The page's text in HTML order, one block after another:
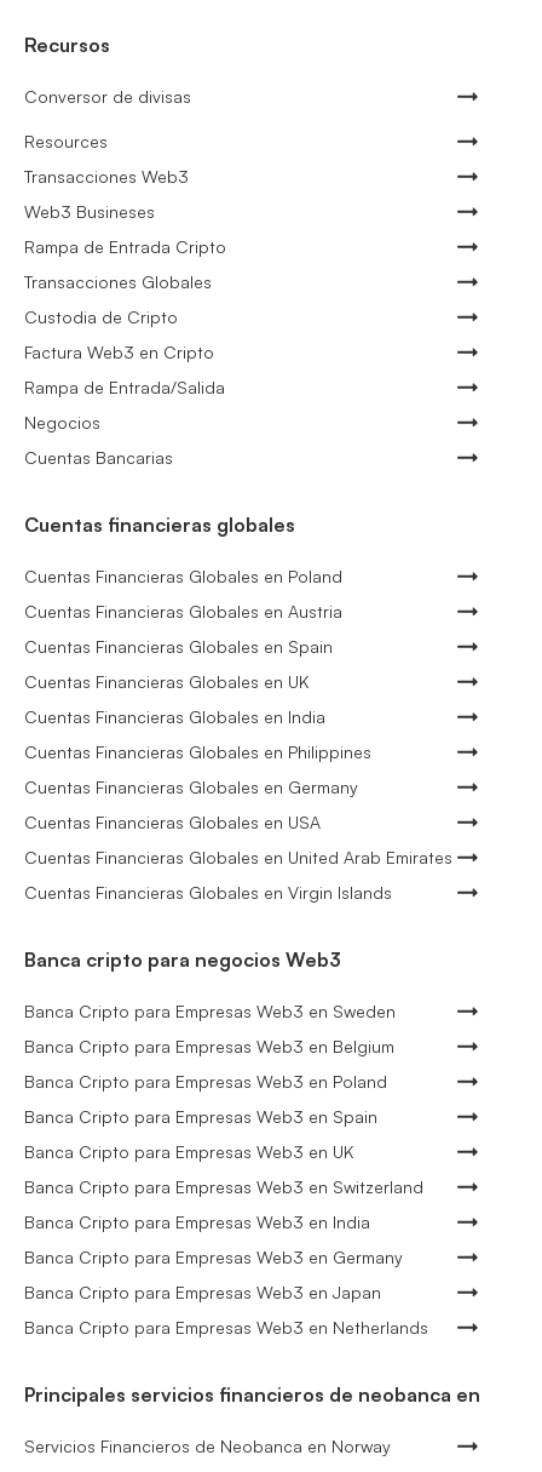
Recursos
Conversor de divisas
Resources
Transacciones Web3
Web3 Busineses
Rampa de Entrada Cripto
Transacciones Globales
Custodia de Cripto
Factura Web3 en Cripto
Rampa de Entrada/Salida
Negocios
Cuentas Bancarias
Cuentas financieras globales
Cuentas Financieras Globales en Poland
Cuentas Financieras Globales en Austria
Cuentas Financieras Globales en Spain
Cuentas Financieras Globales en UK
Cuentas Financieras Globales en India
Cuentas Financieras Globales en Philippines
Cuentas Financieras Globales en Germany
Cuentas Financieras Globales en USA
Cuentas Financieras Globales en United Arab Emirates
Cuentas Financieras Globales en Virgin Islands
Banca cripto para negocios Web3
Banca Cripto para Empresas Web3 en Sweden
Banca Cripto para Empresas Web3 en Belgium
Banca Cripto para Empresas Web3 en Poland
Banca Cripto para Empresas Web3 en Spain
Banca Cripto para Empresas Web3 en UK
Banca Cripto para Empresas Web3 en Switzerland
Banca Cripto para Empresas Web3 en India
Banca Cripto para Empresas Web3 en Germany
Banca Cripto para Empresas Web3 en Japan
Banca Cripto para Empresas Web3 en Netherlands
Principales servicios financieros de neobanca en
Servicios Financieros de Neobanca en Norway